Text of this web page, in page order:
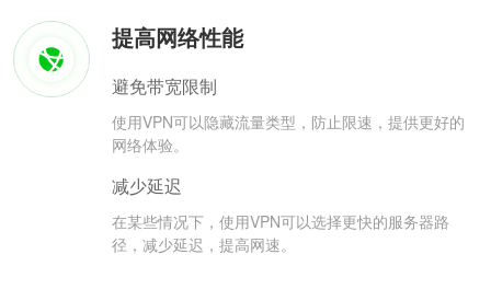
提高网络性能
避免带宽限制
使用VPN可以隐藏流量类型，防止限速，提供更好的
网络体验。
减少延迟
在某些情况下，使用VPN可以选择更快的服务器路
径，减少延迟，提高网速。